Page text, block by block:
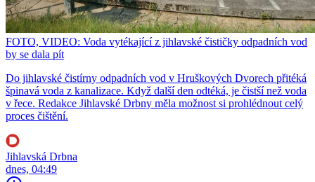
FOTO, VIDEO: Voda vytékající z jihlavské čističky odpadních vod
by se dala pít
Do jihlavské čistírny odpadních vod v Hruškových Dvorech přitéká
špinavá voda z kanalizace. Když další den odtéká, je čistší než voda
v řece. Redakce Jihlavské Drbny měla možnost si prohlédnout celý
proces čištění.
Jihlavská Drbna
dnes, 04:49